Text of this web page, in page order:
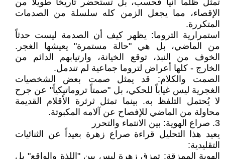
تمثل ظلماً آنياً فحسب، بل تستحضر تاريخاً طويلاً من
الإقصاء، مما يجعل الزمن كله سلسلة من الصدمات
المتكررة.
استمرارية التروما: يظهر كيف أن الصدمة ليست حدثاً
من الماضي، بل هي "حالة مستمرة" يعيشها الغجر.
الخوف من النبذ، توقع الخيانة، وارتيابهم الدائم من
الخارج - كلها أعراض لتروما جماعية لم تندمل.
الصمت والكلام: قد يمثل صمت بعض الشخصيات
الغجرية ليس غياباً للحكي، بل "صمتاً تروماتيكياً" عن جرح
لا يُحتمل التلفظ به. بينما تمثل ثرثرة الأقلام القديمة
محاولة من الماضي للإفصاح عن آلامه المكبوتة.
3. صراع الهوية: بين الانتماء والتحرر
يعيد هذا التحليل قراءة صراع زهرة بعيداً عن الثنائيات
التقليدية:
الهوية الممزقة: تمزق زهرة ليس بين "اللذة والواقع" بل